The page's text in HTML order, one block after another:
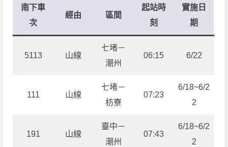
南下車
次
經由 區間
起站時
刻
實施日
期
5113 山線
七堵－
潮州
06:15 6/22
111 山線
七堵－
枋寮
07:23
6/18~6/2
2
191 山線
臺中－
潮州
07:43
6/18~6/2
2